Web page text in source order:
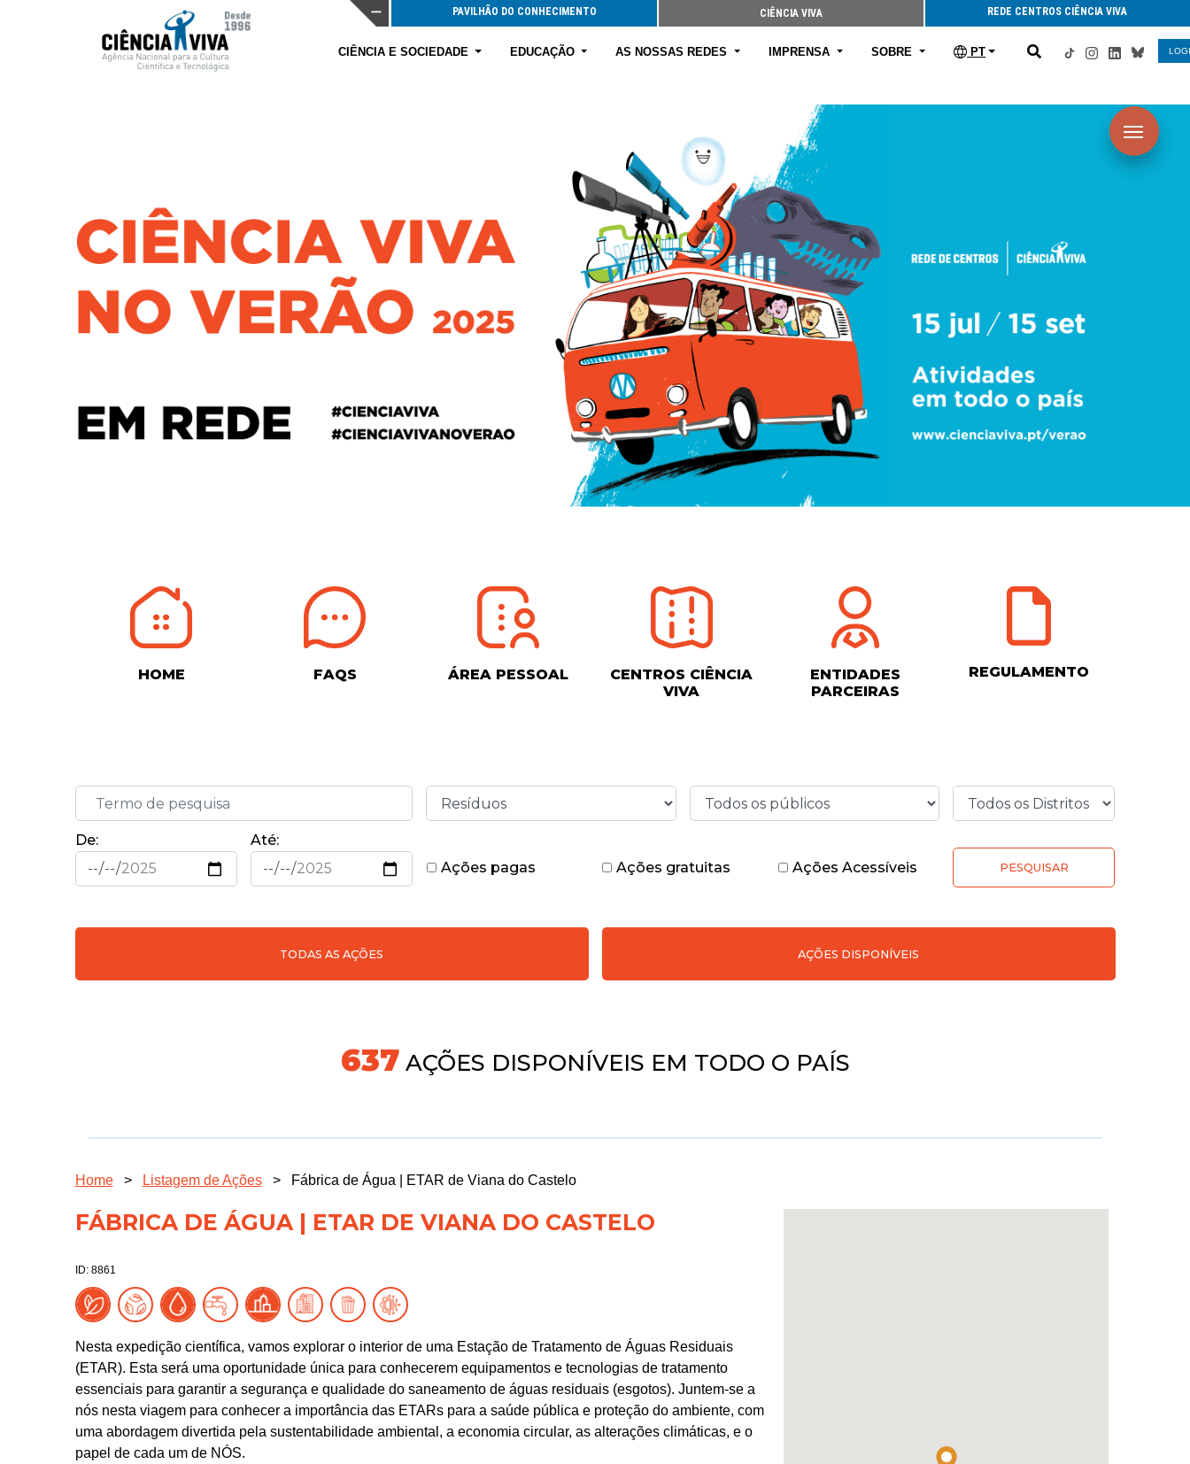
PAVILHÃO DO CONHECIMENTO CIÊNCIA VIVA REDE CENTROS CIÊNCIA VIVA
CIÊNCIA E SOCIEDADE EDUCAÇÃO AS NOSSAS REDES IMPRENSA SOBRE PT
HOME FAQS ÁREA PESSOAL
CENTROS CIÊNCIA
VIVA
ENTIDADES
PARCEIRAS
REGULAMENTO
De:
Até:
Ações pagas
Ações gratuitas Ações Acessíveis PESQUISAR
TODAS AS AÇÕES AÇÕES DISPONÍVEIS
718AÇÕES DISPONÍVEIS EM TODO O PAÍS
Home > Listagem de Ações > Fábrica de Água | ETAR de Viana do Castelo
FÁBRICA DE ÁGUA | ETAR DE VIANA DO CASTELO
ID: 8861
Nesta expedição científica, vamos explorar o interior de uma Estação de Tratamento de Águas Residuais
(ETAR). Esta será uma oportunidade única para conhecerem equipamentos e tecnologias de tratamento
essenciais para garantir a segurança e qualidade do saneamento de águas residuais (esgotos). Juntem-se a
nós nesta viagem para conhecer a importância das ETARs para a saúde pública e proteção do ambiente, com
uma abordagem divertida pela sustentabilidade ambiental, a economia circular, as alterações climáticas, e o
papel de cada um de NÓS.